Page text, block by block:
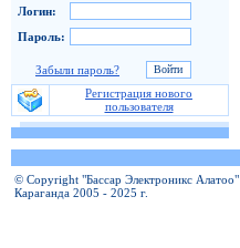
Логин:
Пароль:
Забыли пароль?
Регистрация нового
пользователя
© Copyright "Бассар Электроникс Алатоо"
Караганда 2005 - 2025 г.